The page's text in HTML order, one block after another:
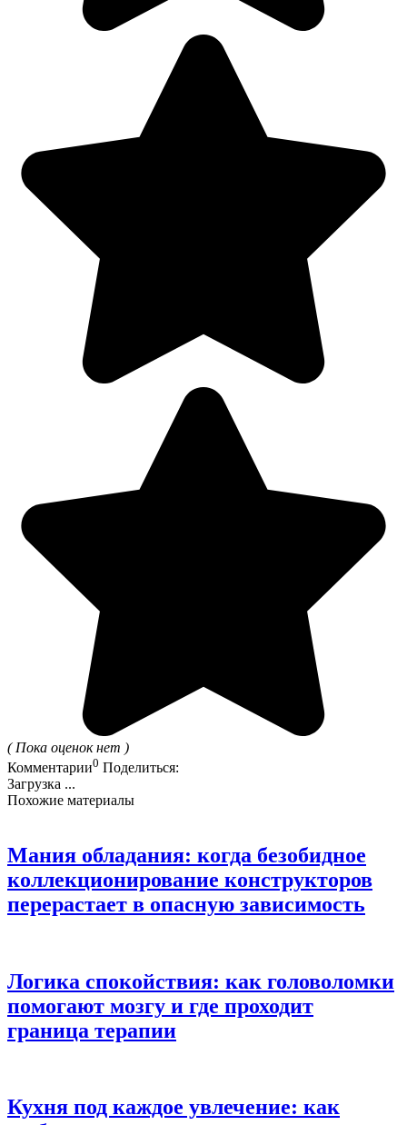
( Пока оценок нет )
Комментарии0 Поделиться:
Загрузка ...
Похожие материалы
Мания обладания: когда безобидное
коллекционирование конструкторов
перерастает в опасную зависимость
Логика спокойствия: как головоломки
помогают мозгу и где проходит
граница терапии
Кухня под каждое увлечение: как